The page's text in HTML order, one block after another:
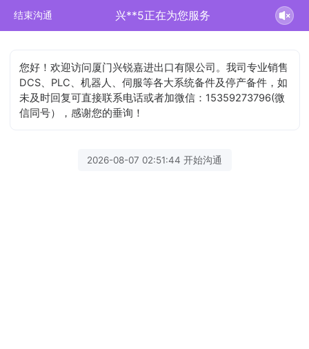
结束沟通 兴**5正在为您服务
您好！欢迎访问厦门兴锐嘉进出口有限公司。我司专业销售
DCS、PLC、机器人、伺服等各大系统备件及停产备件，如
未及时回复可直接联系电话或者加微信：15359273796(微
信同号），感谢您的垂询！
2026-08-07 02:51:44 开始沟通